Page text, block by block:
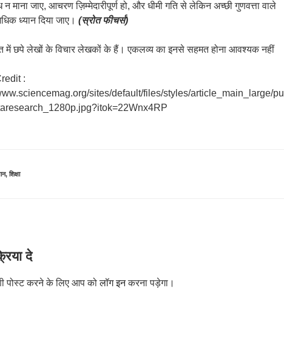
न माना जाए, आचरण ज़िम्मेदारीपूर्ण हो, और धीमी गति से लेकिन अच्छी गुणवत्ता वाले
ध्यान दिया जाए। (स्रोत फीचर्स)
में छपे लेखों के विचार लेखकों के हैं। एकलव्य का इनसे सहमत होना आवश्यक नहीं
:
sites/default/files/styles/article_main_large/pu
, शिक्षा
दे
पोस्ट करने के लिए आप कोलॉग इनकरना पड़ेगा।